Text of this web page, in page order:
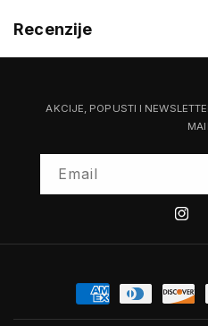
Recenzije
AKCIJE, POPUSTI I
Email